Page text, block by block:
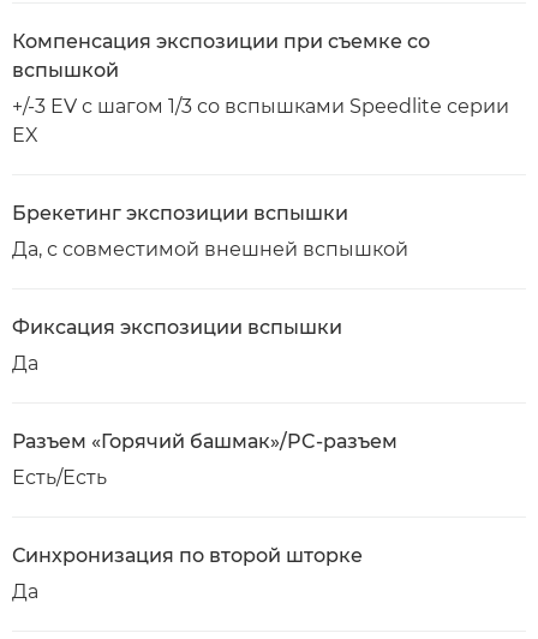
Компенсация экспозиции при съемке со
вспышкой
+/-3 EV с шагом 1/3 со вспышками Speedlite серии
EX
Брекетинг экспозиции вспышки
Да, с совместимой внешней вспышкой
Фиксация экспозиции вспышки
Да
Разъем «Горячий башмак»/PC-разъем
Есть/Есть
Синхронизация по второй шторке
Да